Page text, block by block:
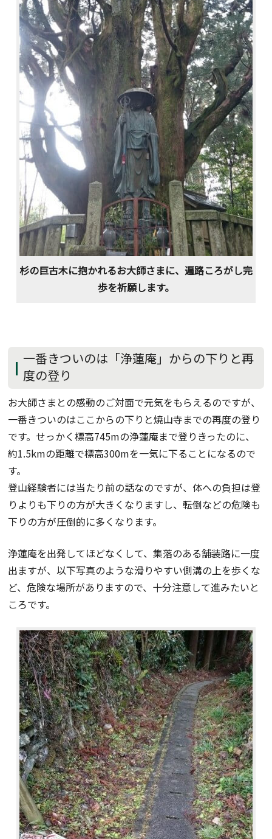
杉の巨古木に抱かれるお大師さまに、遍路ころがし完
歩を祈願します。
一番きついのは「浄蓮庵」からの下りと再
度の登り
お大師さまとの感動のご対面で元気をもらえるのですが、
一番きついのはここからの下りと焼山寺までの再度の登り
です。せっかく標高745mの浄蓮庵まで登りきったのに、
約1.5kmの距離で標高300mを一気に下ることになるので
す。
登山経験者には当たり前の話なのですが、体への負担は登
りよりも下りの方が大きくなりますし、転倒などの危険も
下りの方が圧倒的に多くなります。
浄蓮庵を出発してほどなくして、集落のある舗装路に一度
出ますが、以下写真のような滑りやすい側溝の上を歩くな
ど、危険な場所がありますので、十分注意して進みたいと
ころです。